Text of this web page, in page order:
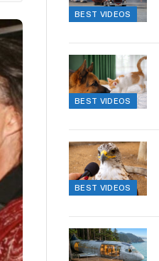
BEST VIDEOS
BEST VIDEOS
BEST VIDEOS